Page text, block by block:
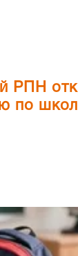
РПН
по